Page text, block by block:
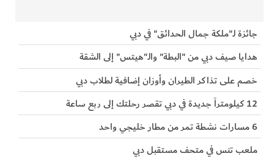
جائزة لـ"ملكة جمال الحدائق" في دبي
هدايا صيف دبي من "البطة" والـ"هيتس" إلى الشقة
خصم على تذاكر الطيران وأوزان إضافية لطلاب دبي
12 كيلومتراً جديدة في دبي تقصر رحلتك إلى ربع ساعة
6 مسارات نشطة تمر من مطار خليجي واحد
ملعب تنس في متحف مستقبل دبي